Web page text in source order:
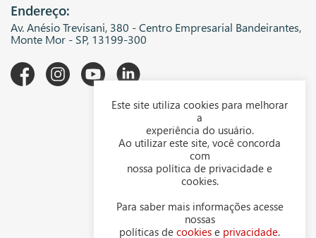
Endereço:
Av. Anésio Trevisani, 380 - Centro Empresarial Bandeirantes,
Monte Mor - SP, 13199-300
Downloads
Representantes
Política de privacidade
Política de cookies
Contato
Este site utiliza cookies para melhorar
a
experiência do usuário.
Ao utilizar este site, você concorda
com
nossa política de privacidade e
cookies.
Para saber mais informações acesse
nossas
políticas de cookies e privacidade.